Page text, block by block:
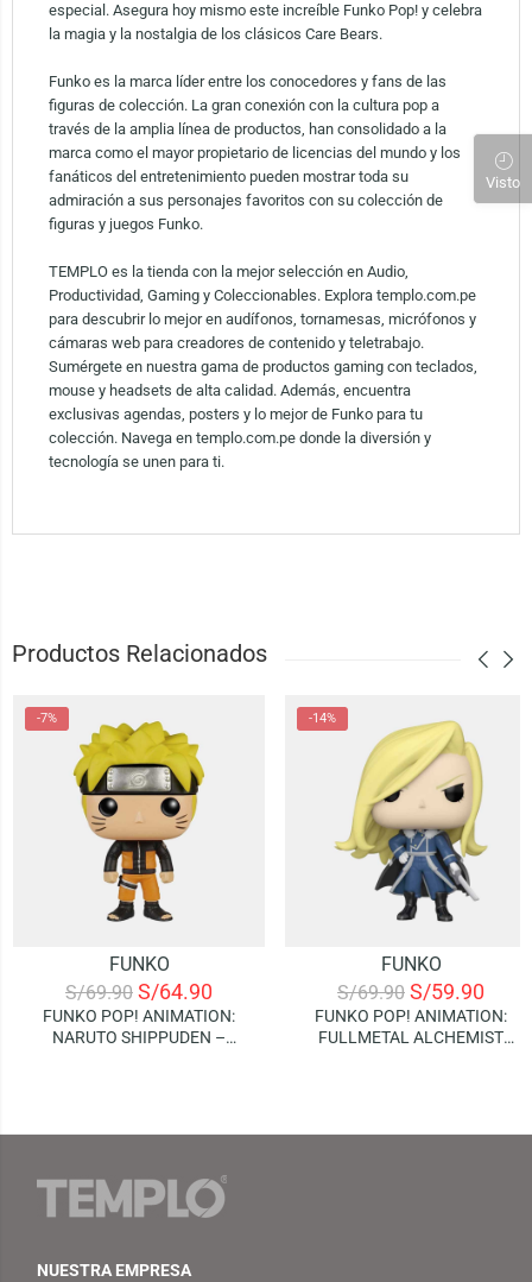
especial. Asegura hoy mismo este increíble Funko Pop! y celebra
la magia y la nostalgia de los clásicos Care Bears.
Funko es la marca líder entre los conocedores y fans de las
figuras de colección. La gran conexión con la cultura pop a
través de la amplia línea de productos, han consolidado a la
marca como el mayor propietario de licencias del mundo y los
fanáticos del entretenimiento pueden mostrar toda su
admiración a sus personajes favoritos con su colección de
figuras y juegos Funko.
TEMPLO es la tienda con la mejor selección en Audio,
Productividad, Gaming y Coleccionables. Explora templo.com.pe
para descubrir lo mejor en audífonos, tornamesas, micrófonos y
cámaras web para creadores de contenido y teletrabajo.
Sumérgete en nuestra gama de productos gaming con teclados,
mouse y headsets de alta calidad. Además, encuentra
exclusivas agendas, posters y lo mejor de Funko para tu
colección. Navega en templo.com.pe donde la diversión y
tecnología se unen para ti.
Productos Relacionados
-7%
FUNKO
S/69.90 S/64.90
FUNKO POP! ANIMATION:
NARUTO SHIPPUDEN –
-14%
FUNKO
S/69.90 S/59.90
FUNKO POP! ANIMATION:
FULLMETAL ALCHEMIST
NUESTRA EMPRESA
Visto